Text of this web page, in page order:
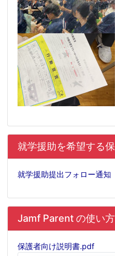
就学援助を希望する
就学援助提出フォロー通知
Jamf Parent の使い
保護者向け説明書.pdf